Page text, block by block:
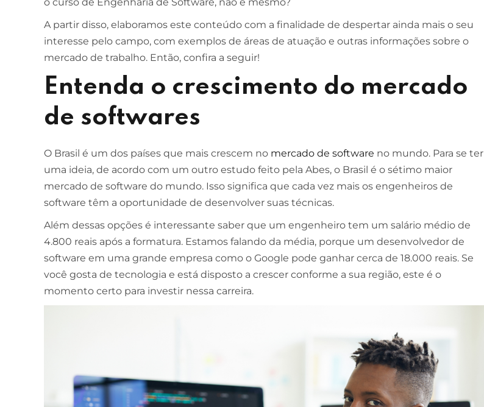
A partir disso, elaboramos este conteúdo com a finalidade de despertar ainda mais o seu
interesse pelo campo, com exemplos de áreas de atuação e outras informações sobre o
mercado de trabalho. Então, confira a seguir!
Entenda o crescimento do mercado
de softwares
O Brasil é um dos países que mais crescem no mercado de software no mundo. Para se ter
uma ideia, de acordo com um outro estudo feito pela Abes, o Brasil é o sétimo maior
mercado de software do mundo. Isso significa que cada vez mais os engenheiros de
software têm a oportunidade de desenvolver suas técnicas.
Além dessas opções é interessante saber que um engenheiro tem um salário médio de
4.800 reais após a formatura. Estamos falando da média, porque um desenvolvedor de
software em uma grande empresa como o Google pode ganhar cerca de 18.000 reais. Se
você gosta de tecnologia e está disposto a crescer conforme a sua região, este é o
momento certo para investir nessa carreira.